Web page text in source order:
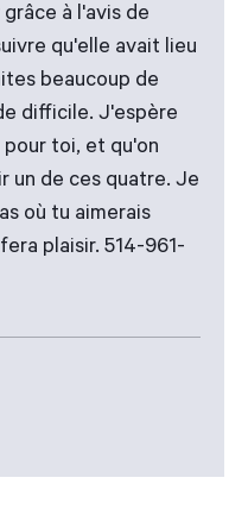
à l'avis de
qu'elle avait lieu
beaucoup de
difficile. J'espère
toi, et qu'on
un de ces quatre. Je
où tu aimerais
plaisir. 514-961-